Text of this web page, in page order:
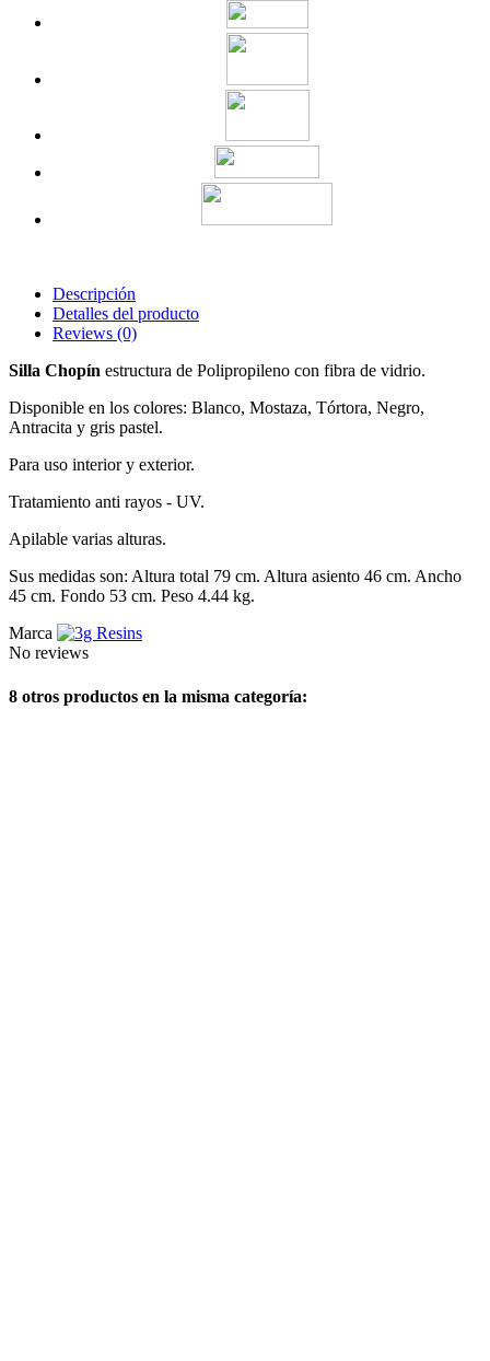
Descripción
Detalles del producto
Reviews (0)
Silla Chopín estructura de Polipropileno con fibra de vidrio.
Disponible en los colores: Blanco, Mostaza, Tórtora, Negro,
Antracita y gris pastel.
Para uso interior y exterior.
Tratamiento anti rayos - UV.
Apilable varias alturas.
Sus medidas son: Altura total 79 cm. Altura asiento 46 cm. Ancho
45 cm. Fondo 53 cm. Peso 4.44 kg.
Marca
No reviews
8 otros productos en la misma categoría: